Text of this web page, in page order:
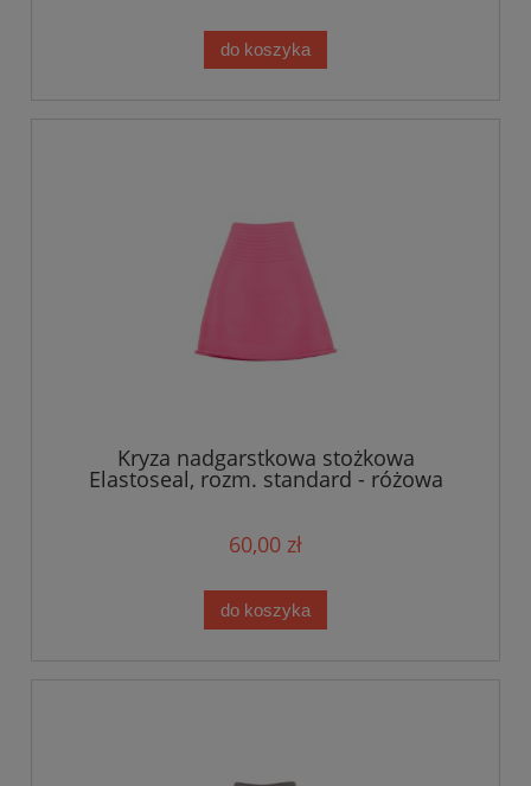
do koszyka
Kryza nadgarstkowa stożkowa
Elastoseal, rozm. standard - różowa
60,00 zł
do koszyka